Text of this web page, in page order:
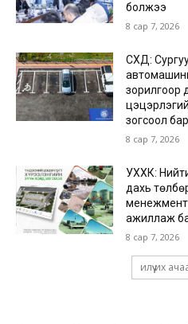
болжээ
8 сар 7, 2026
СХД:
зорилгоор
зогсоол
8 сар 7, 2026
УХХК:
дахь
ажиллаж
8 сар 7, 2026
илүү их